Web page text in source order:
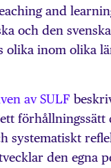
and
och den
olika inom olika
av SULF
förhållningssätt
systematiskt
den egna